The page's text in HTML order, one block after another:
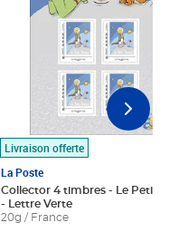
Livraison offerte
La Poste
Collector 4 timbres - Le Petit
- Lettre Verte
20g / France